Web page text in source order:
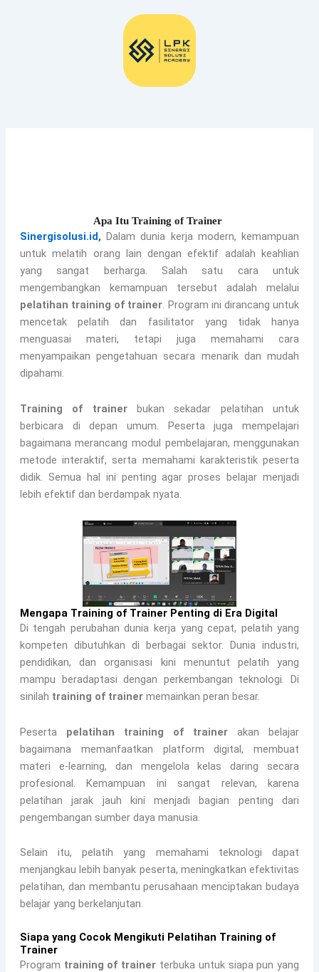
Apa Itu Training of Trainer
Sinergisolusi.id,Dalam dunia kerja modern, kemampuan
untuk melatih orang lain dengan efektif adalah keahlian
yang sangat berharga. Salah satu cara untuk
mengembangkan kemampuan tersebut adalah melalui
pelatihan training of trainer. Program ini dirancang untuk
mencetak pelatih dan fasilitator yang tidak hanya
menguasai materi, tetapi juga memahami cara
menyampaikan pengetahuan secara menarik dan mudah
dipahami.
Training of trainerbukan sekadar pelatihan untuk
berbicara di depan umum. Peserta juga mempelajari
bagaimana merancang modul pembelajaran, menggunakan
metode interaktif, serta memahami karakteristik peserta
didik. Semua hal ini penting agar proses belajar menjadi
lebih efektif dan berdampak nyata.
Mengapa Training of Trainer Penting di Era Digital
Di tengah perubahan dunia kerja yang cepat, pelatih yang
kompeten dibutuhkan di berbagai sektor. Dunia industri,
pendidikan, dan organisasi kini menuntut pelatih yang
mampu beradaptasi dengan perkembangan teknologi. Di
sinilah training of trainermemainkan peran besar.
Peserta pelatihan training of trainer akan belajar
bagaimana memanfaatkan platform digital, membuat
materi e-learning, dan mengelola kelas daring secara
profesional. Kemampuan ini sangat relevan, karena
pelatihan jarak jauh kini menjadi bagian penting dari
pengembangan sumber daya manusia.
Selain itu, pelatih yang memahami teknologi dapat
menjangkau lebih banyak peserta, meningkatkan efektivitas
pelatihan, dan membantu perusahaan menciptakan budaya
belajar yang berkelanjutan.
Siapa yang Cocok Mengikuti Pelatihan Training of
Trainer
Program training of trainer terbuka untuk siapa pun yang